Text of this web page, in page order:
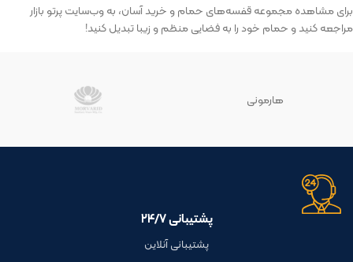
برای مشاهده مجموعه قفسه‌های حمام و خرید آسان، به وب‌سایت پرتو بازار
مراجعه کنید و حمام خود را به فضایی منظم و زیبا تبدیل کنید!
هارمونی
پشتیبانی ۲۴/۷
پشتیبانی آنلاین